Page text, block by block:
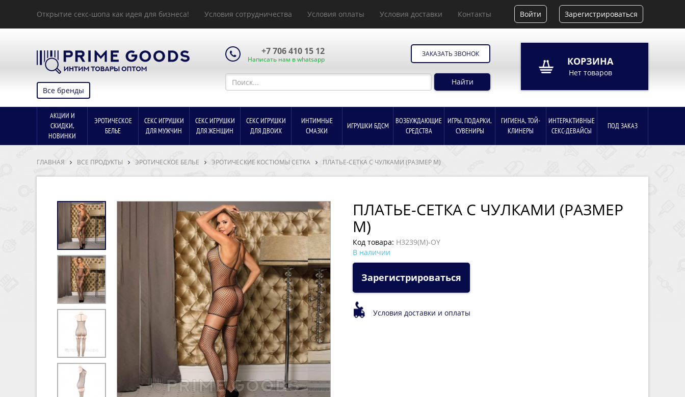
Открытие секс-шопа как идея для бизнеса! Условия сотрудничества Условия оплаты Условия доставки Контакты Войти Зарегистрироваться
Все бренды
+7 706 410 15 12
Написать нам в whatsapp
ЗАКАЗАТЬ ЗВОНОК
Найти
КОРЗИНА
Нет товаров
АКЦИИ И
СКИДКИ,
НОВИНКИ
ЭРОТИЧЕСКОЕ
БЕЛЬЕ
СЕКС ИГРУШКИ
ДЛЯ МУЖЧИН
СЕКС ИГРУШКИ
ДЛЯ ЖЕНЩИН
СЕКС ИГРУШКИ
ДЛЯ ДВОИХ
ИНТИМНЫЕ
СМАЗКИ
ИГРУШКИ БДСМ
ВОЗБУЖДАЮЩИЕ
СРЕДСТВА
ИГРЫ, ПОДАРКИ,
СУВЕНИРЫ
ГИГИЕНА, ТОЙ-
КЛИНЕРЫ
ИНТЕРАКТИВНЫЕ
СЕКС-ДЕВАЙСЫ
ПОД ЗАКАЗ
ГЛАВНАЯ ВСЕ ПРОДУКТЫ ЭРОТИЧЕСКОЕ БЕЛЬЕ ЭРОТИЧЕСКИЕ КОСТЮМЫ СЕТКА ПЛАТЬЕ-СЕТКА С ЧУЛКАМИ (РАЗМЕР М)
ПЛАТЬЕ-СЕТКА С ЧУЛКАМИ (РАЗМЕР
М)
Код товара: H3239(M)-OY
В наличии
Зарегистрироваться
Условия доставки и оплаты